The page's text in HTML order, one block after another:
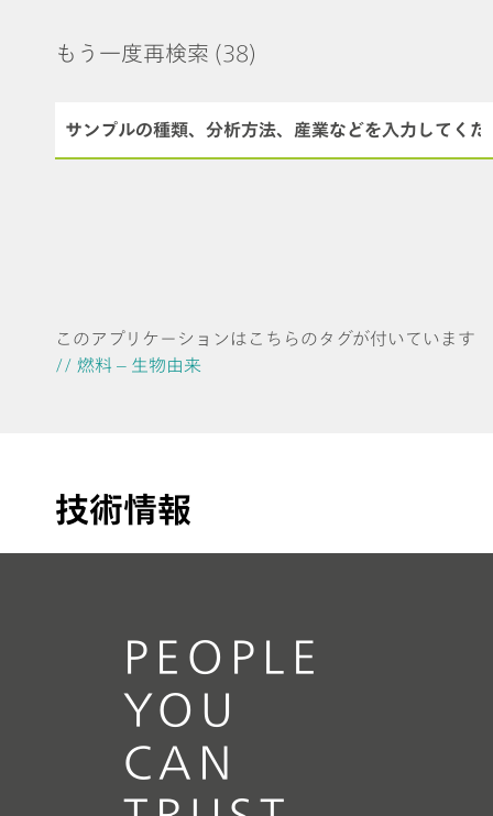
もう一度再検索 (38)
このアプリケーションはこちらのタグが付いています
// 燃料 – 生物由来
技術情報
PEOPLE
YOU
CAN